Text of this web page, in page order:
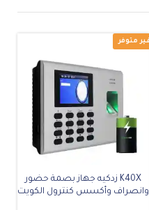
K40X زدكيه جهاز بصمة حضور
وانصراف وأكسس كنترول الكويت